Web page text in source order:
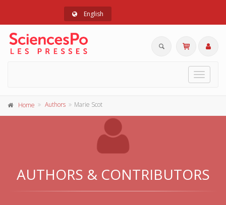
English
Toggle
Home Authors Marie Scot
AUTHORS & CONTRIBUTORS